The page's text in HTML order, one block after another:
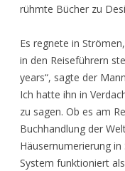
rühmte Bücher zu
Es regnete in
in den Reiseführern
years“, sagte der
Ich hatte ihn in
zu sagen. Ob es am
Buchhandlung der
Häusernumerierung
System funktioniert